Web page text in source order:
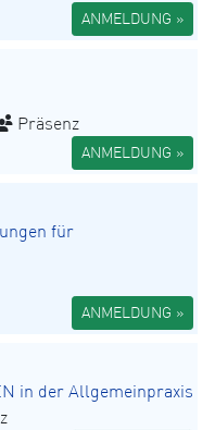
ANMELDUNG »
Präsenz
ANMELDUNG »
für
ANMELDUNG »
in der Allgemeinpraxis